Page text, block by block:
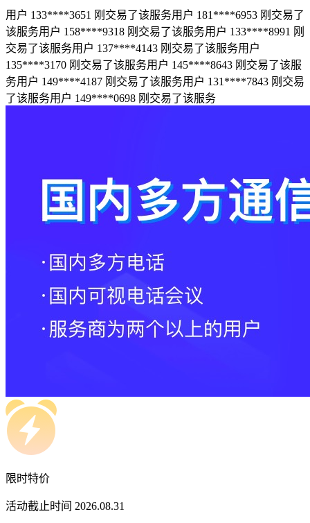
用户 133****3651 刚交易了该服务用户 181****6953 刚交易了
该服务用户 158****9318 刚交易了该服务用户 133****8991 刚
交易了该服务用户 137****4143 刚交易了该服务用户
135****3170 刚交易了该服务用户 145****8643 刚交易了该服
务用户 149****4187 刚交易了该服务用户 131****7843 刚交易
了该服务用户 149****0698 刚交易了该服务
限时特价
活动截止时间 2026.08.31